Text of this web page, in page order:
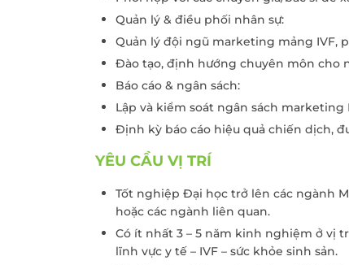
Quản lý & điều phối nhân sự:
Quản lý đội ngũ marketing mảng IVF,
Đào tạo, định hướng chuyên môn cho
Báo cáo & ngân sách:
Lập và kiểm soát ngân sách marketing
Định kỳ báo cáo hiệu quả chiến dịch,
YÊU CẦU VỊ TRÍ
Tốt nghiệp Đại học trở lên các ngành
hoặc các ngành liên quan.
Có ít nhất 3 – 5 năm kinh nghiệm ở vị
lĩnh vực y tế – IVF – sức khỏe sinh sản.